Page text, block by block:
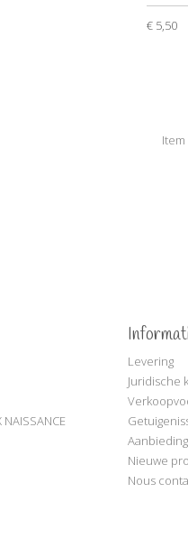
€ 5,50
Item
Levering
Juridische
Nieuwe
Nous